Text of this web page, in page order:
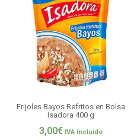
Frijoles Bayos Refritos en Bolsa
Isadora 400 g
3,00€ IVA incluido